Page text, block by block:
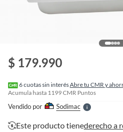
$ 179.990
6cuotas sin interésAbre tu CMR y
Acumula hasta 1199CMR Puntos
Vendido por SodimacS
l
l
Este producto tienederecho a